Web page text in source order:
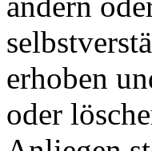
erhoben
oder